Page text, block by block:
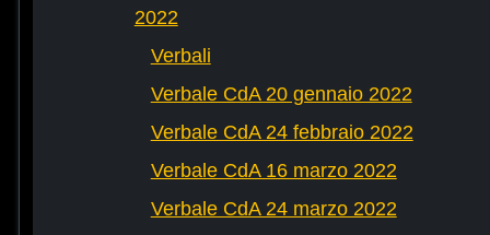
2022
Verbali
Verbale CdA 20 gennaio 2022
Verbale CdA 24 febbraio 2022
Verbale CdA 16 marzo 2022
Verbale CdA 24 marzo 2022